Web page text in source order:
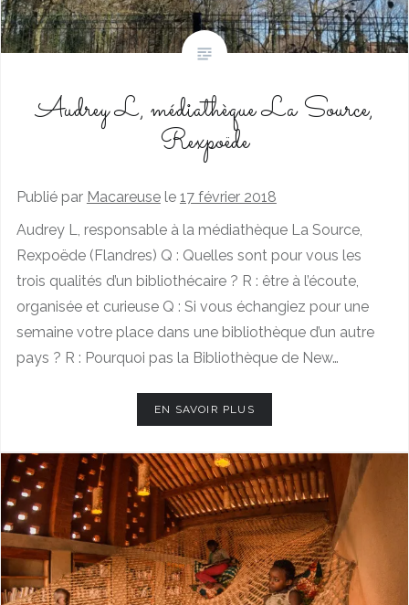
Audrey L, médiathèque La Source,
Rexpoëde
Publié par Macareusele 17 février 2018
Audrey L, responsable à la médiathèque La Source,
Rexpoëde (Flandres) Q : Quelles sont pour vous les
trois qualités d’un bibliothécaire ? R : être à l’écoute,
organisée et curieuse Q : Si vous échangiez pour une
semaine votre place dans une bibliothèque d’un autre
pays ? R : Pourquoi pas la Bibliothèque de New…
EN SAVOIR PLUS